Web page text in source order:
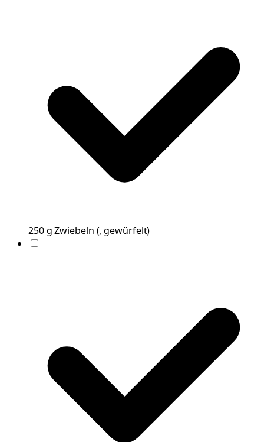
250g Zwiebeln (, gewürfelt)